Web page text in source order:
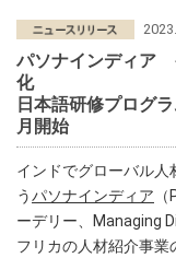
パソナインディア
化
日本語研修プログ
月開始
インドでグローバル
うパソナインディア
ーデリー、Managing
フリカの人材紹介事業